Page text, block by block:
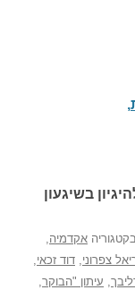
,
בשיגעון
אקדמיה,
צפרוני, דוד זכאי,
, עיתון "הבוקר,